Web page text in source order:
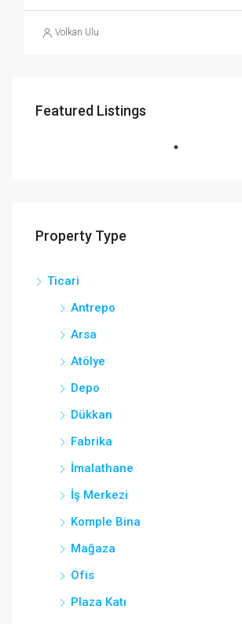
Volkan Ulu
Featured Listings
Property Type
Ticari
Antrepo
Arsa
Atölye
Depo
Dükkan
Fabrika
İmalathane
İş Merkezi
Komple Bina
Mağaza
Ofis
Plaza Katı